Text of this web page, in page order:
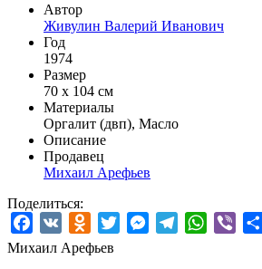
Автор
Живулин Валерий Иванович
Год
1974
Размер
70 х 104 см
Материалы
Оргалит (двп), Масло
Описание
Продавец
Михаил Арефьев
Поделиться:
Facebook
VK Odnoklassniki
TwitterMessengerTelegramWhatsApp
Viber
Михаил Арефьев